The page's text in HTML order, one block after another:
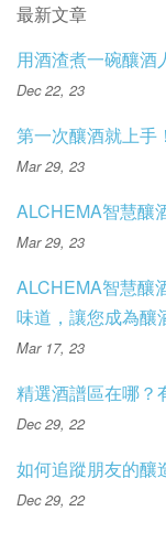
最新文章
用酒渣煮一碗釀酒
Dec 22, 23
第一次釀酒就上手
Mar 29, 23
ALCHEMA智慧釀
Mar 29, 23
ALCHEMA智慧釀
味道，讓您成為釀
Mar 17, 23
精選酒譜區在哪？
Dec 29, 22
如何追蹤朋友的釀
Dec 29, 22